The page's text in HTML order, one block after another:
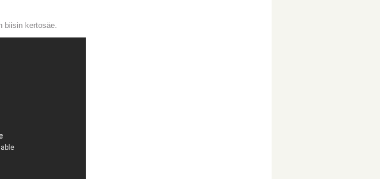
biisin kertosäe.